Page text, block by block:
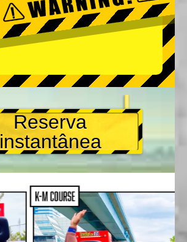
Reserva
instantânea